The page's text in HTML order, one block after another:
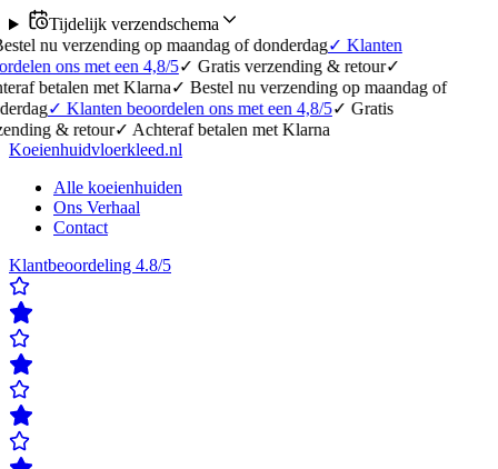
Tijdelijk verzendschema
op maandag of donderdag✓Klanten
met een 4,8/5✓Gratis verzending & retour✓
met Klarna✓Bestel nu verzending op maandag of
beoordelen ons met een 4,8/5✓Gratis
✓Achteraf betalen met Klarna
Koeienhuidvloerkleed.nl
Alle koeienhuiden
Ons Verhaal
Contact
Klantbeoordeling 4.8/5